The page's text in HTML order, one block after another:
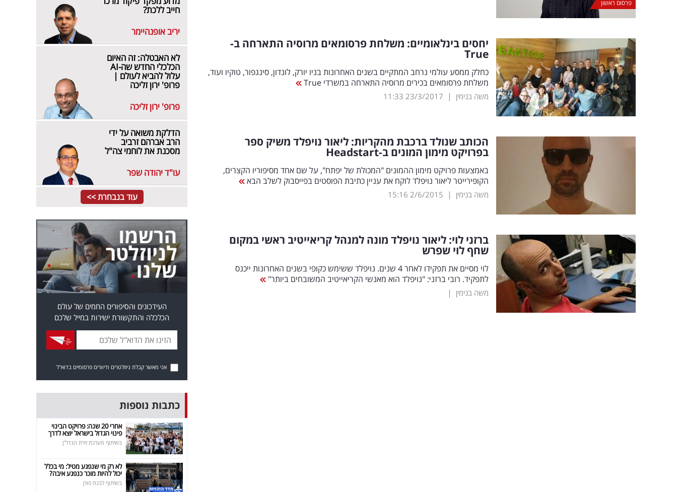
פרסום ראשון
יחסים בינלאומיים: משלחת פרסומאים מרוסיה התארחה ב-
True
כחלק ממסע עולמי נרחב המתקיים בשנים האחרונות בניו יורק, לונדון, סינגפור, טוקיו ועוד,
משלחת פרסומאים בכירים מרוסיה התארחה במשרדי True
משה בנימין |
23/3/2017
11:33
הכותב שנולד ברכבת מהקריות: ליאור נויפלד משיק ספר
בפרויקט מימון המונים ב-Headstart
באמצעות פרויקט מימון ההמונים "המכולת של יפתח", על שם אחד מסיפוריו הקצרים,
הקופירייטר ליאור נויפלד לוקח את עניין כתיבת הפוסטים בפייסבוק לשלב הבא
משה בנימין |
2/6/2015
15:16
ברזני לוי: ליאור נויפלד מונה למנהל קריאייטיב ראשי במקום
שחף לוי שפרש
לוי מסיים את תפקידו לאחר 4 שנים. נויפלד ששימש כקופי בשנים האחרונות ייכנס
לתפקיד. רובי ברזני: "נויפלד הוא מאנשי הקריאייטיב המשובחים ביותר"
משה בנימין |
חייב ללכת?
יריב אופנהיימר
לא האבטלה: זה האיום
הכלכלי החדש שה-AI
עלול להביא לעולם |
פרופ' ירון זליכה
פרופ' ירון זליכה
הדלקת משואה על ידי
הרב אברהם זרביב
מסכנת את לוחמי צה"ל
עו"ד יהודה שפר
עוד בנבחרת >>
העידכונים והסיפורים החמים של עולם
הכלכלה והתקשורת ישירות במייל שלכם
אני מאשר קבלת ניוזלטרים ודיוורים פרסומיים בדוא"ל
כתבות נוספות
אחרי 20 שנה: פרויקט הבינוי
פינוי הגדול בישראל יוצא לדרך
בשיתוף מערכת זירת הנדל"ן
לא רק מי שנפגע מטיל: מי בכלל
יכול להיות מוכר כנפגע איבה?
בשיתוף לבנת פורן